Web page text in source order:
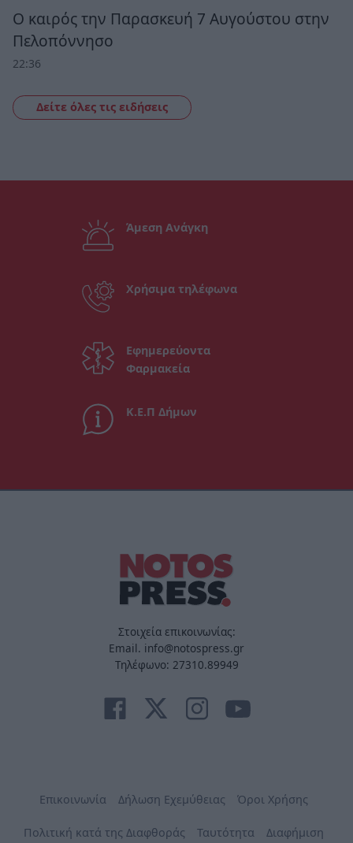
Ο καιρός την Παρασκευή 7 Αυγούστου στην
Πελοπόννησο
22:36
Δείτε όλες τις ειδήσεις
Άμεση Ανάγκη
Χρήσιμα τηλέφωνα
Εφημερεύοντα
Φαρμακεία
Κ.Ε.Π Δήμων
Στοιχεία επικοινωνίας:
Email. info@notospress.gr
Τηλέφωνο: 27310.89949
Επικοινωνία Δήλωση Εχεμύθειας Όροι Χρήσης
Πολιτική κατά της Διαφθοράς Ταυτότητα Διαφήμιση